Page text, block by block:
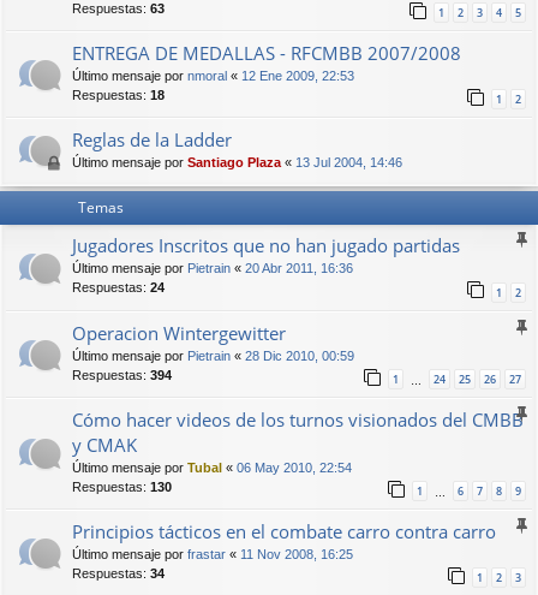
Respuestas: 63 1 2 3 4 5
ENTREGA DE MEDALLAS - RFCMBB 2007/2008
Último mensaje por nmoral « 12 Ene 2009, 22:53
Respuestas: 18 1 2
Reglas de la Ladder
Último mensaje por Santiago Plaza« 13 Jul 2004, 14:46
Temas
Jugadores Inscritos que no han jugado partidas
Último mensaje por Pietrain « 20 Abr 2011, 16:36
Respuestas: 24 1 2
Operacion Wintergewitter
Último mensaje por Pietrain « 28 Dic 2010, 00:59
Respuestas: 394 1 24 25 26 27
Cómo hacer videos de los turnos visionados del CMBB
y CMAK
Último mensaje por Tubal « 06 May 2010, 22:54
Respuestas: 130 1 6 7 8 9
Principios tácticos en el combate carro contra carro
Último mensaje por frastar « 11 Nov 2008, 16:25
Respuestas: 34 1 2 3